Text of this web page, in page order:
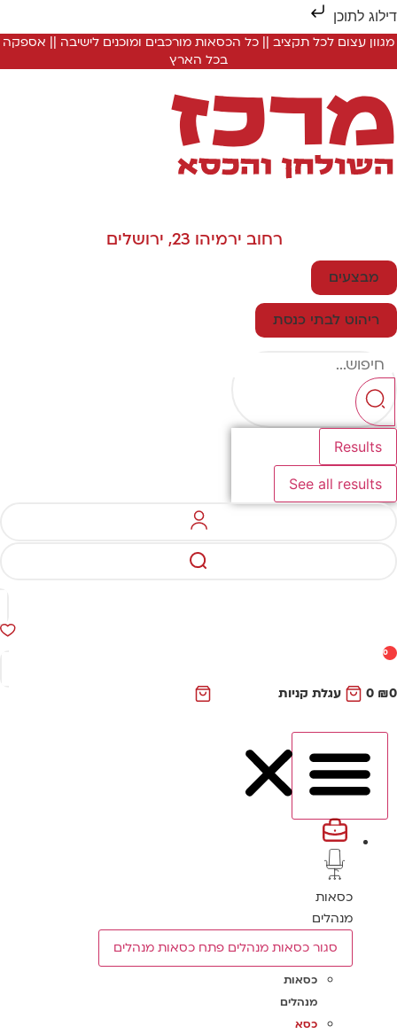
לתוכן
מגוון עצום לכל תקציב || כל הכסאות מורכבים ומוכנים לישיבה || אספקה
בכל הארץ
רחוב ירמיהו 23, ירושלים
מבצעים
ריהוט לבתי כנסת
Results
See all results
0
₪
0 עגלת קניות
כסאות
מנהלים
סגור כסאות מנהלים פתח כסאות מנהלים
כסאות
מנהלים
כסא